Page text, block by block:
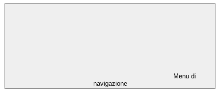
Menu di
navigazione